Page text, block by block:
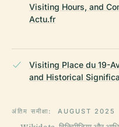
Visiting Hours, and
Actu.fr
Visiting Place du 19-
and Historical
अंतिम समीक्षा: AUGUST 2025